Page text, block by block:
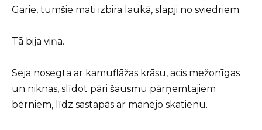
Garie, tumšie mati izbira laukā, slapji no sviedriem.
Tā bija viņa.
Seja nosegta ar kamuflāžas krāsu, acis mežonīgas
un niknas, slīdot pāri šausmu pārņemtajiem
bērniem, līdz sastapās ar manējo skatienu.